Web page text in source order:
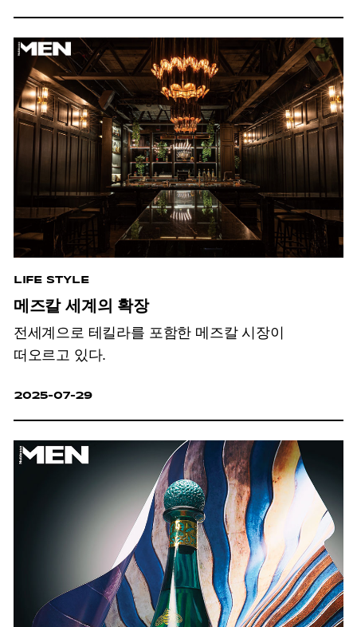
LIFE STYLE
메즈칼 세계의 확장
전세계으로 테킬라를 포함한 메즈칼 시장이
떠오르고 있다.
2025-07-29